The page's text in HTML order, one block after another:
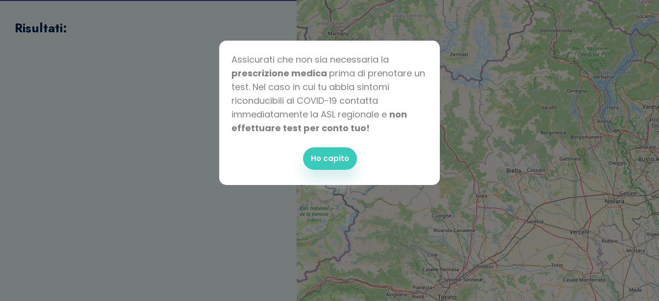
Assicurati che non sia necessaria la
prescrizione medica prima di prenotare un
test. Nel caso in cui tu abbia sintomi
riconducibili al COVID-19 contatta
immediatamente la ASL regionale e non
effettuare test per conto tuo!
Ho capito
Risultati: